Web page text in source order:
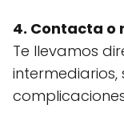
4. Contacta o
Te llevamos
intermediarios,